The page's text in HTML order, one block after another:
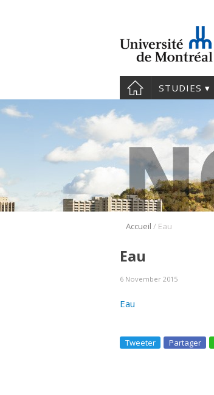
STUDIES
Accueil / Eau
Eau
6 November 2015
Eau
Tweeter Partager